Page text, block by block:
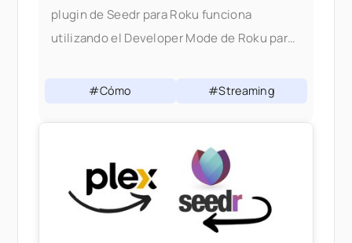
plugin de Seedr para Roku funciona
utilizando el Developer Mode de Roku para
vez instalado, se comporta como cualquier
#Cómo #Streaming